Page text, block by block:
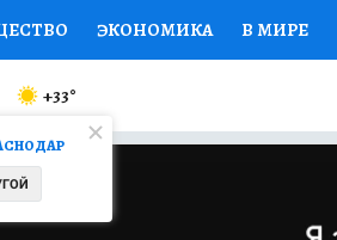
ЭКОНОМИКА В МИРЕ
НАЦИОНАЛЬНЫЕ
Я ЗНАЮ СЕМЬЯ ЖЕНСКИЕ
+33°